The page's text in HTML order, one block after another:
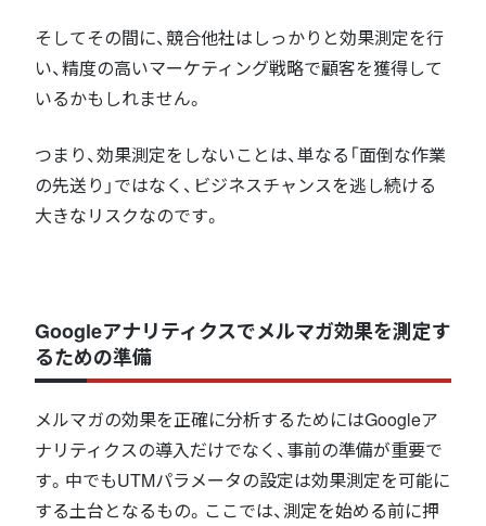
そしてその間に、競合他社はしっかりと効果測定を行
い、精度の高いマーケティング戦略で顧客を獲得して
いるかもしれません。
つまり、効果測定をしないことは、単なる「面倒な作業
の先送り」ではなく、ビジネスチャンスを逃し続ける
大きなリスクなのです。
Googleアナリティクスでメルマガ効果を測定す
るための準備
メルマガの効果を正確に分析するためにはGoogleア
ナリティクスの導入だけでなく、事前の準備が重要で
す。中でもUTMパラメータの設定は効果測定を可能に
する土台となるもの。ここでは、測定を始める前に押